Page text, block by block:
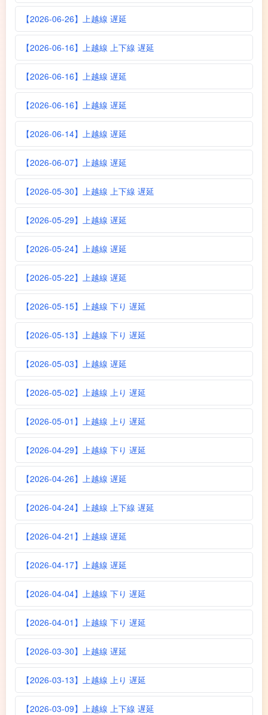
【2026-06-26】上越線 遅延
【2026-06-16】上越線 上下線 遅延
【2026-06-16】上越線 遅延
【2026-06-16】上越線 遅延
【2026-06-14】上越線 遅延
【2026-06-07】上越線 遅延
【2026-05-30】上越線 上下線 遅延
【2026-05-29】上越線 遅延
【2026-05-24】上越線 遅延
【2026-05-22】上越線 遅延
【2026-05-15】上越線 下り 遅延
【2026-05-13】上越線 下り 遅延
【2026-05-03】上越線 遅延
【2026-05-02】上越線 上り 遅延
【2026-05-01】上越線 上り 遅延
【2026-04-29】上越線 下り 遅延
【2026-04-26】上越線 遅延
【2026-04-24】上越線 上下線 遅延
【2026-04-21】上越線 遅延
【2026-04-17】上越線 遅延
【2026-04-04】上越線 下り 遅延
【2026-04-01】上越線 下り 遅延
【2026-03-30】上越線 遅延
【2026-03-13】上越線 上り 遅延
【2026-03-09】上越線 上下線 遅延